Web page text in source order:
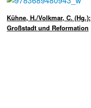
Kühne, H./Volkmar, C. (Hg.):
Großstadt und Reformation